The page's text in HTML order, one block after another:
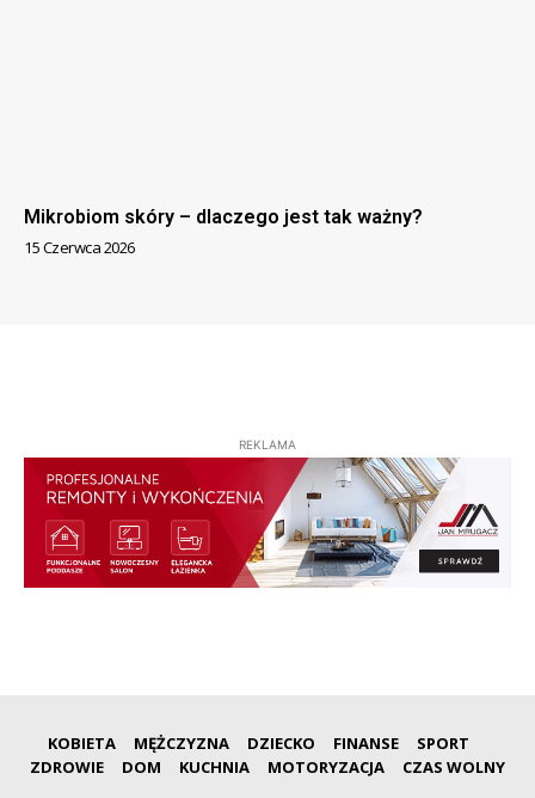
Mikrobiom skóry – dlaczego jest tak ważny?
15 Czerwca 2026
REKLAMA
KOBIETA MĘŻCZYZNA DZIECKO FINANSE
SPORT
ZDROWIE
DOM KUCHNIA MOTORYZACJA CZAS WOLNY